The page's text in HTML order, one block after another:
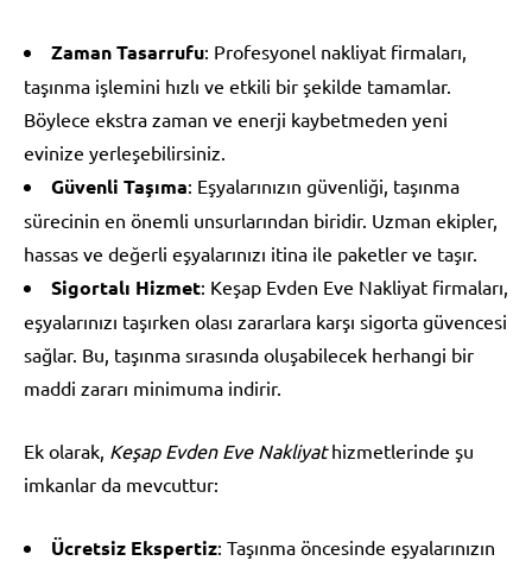
Zaman Tasarrufu: Profesyonel nakliyat firmaları,
taşınma işlemini hızlı ve etkili bir şekilde tamamlar.
Böylece ekstra zaman ve enerji kaybetmeden yeni
evinize yerleşebilirsiniz.
Güvenli Taşıma: Eşyalarınızın güvenliği, taşınma
sürecinin en önemli unsurlarından biridir. Uzman ekipler,
hassas ve değerli eşyalarınızı itina ile paketler ve taşır.
Sigortalı Hizmet: Keşap Evden Eve Nakliyat firmaları,
eşyalarınızı taşırken olası zararlara karşı sigorta güvencesi
sağlar. Bu, taşınma sırasında oluşabilecek herhangi bir
maddi zararı minimuma indirir.
Ek olarak, Keşap Evden Eve Nakliyathizmetlerinde şu
imkanlar da mevcuttur:
Ücretsiz Ekspertiz: Taşınma öncesinde eşyalarınızın